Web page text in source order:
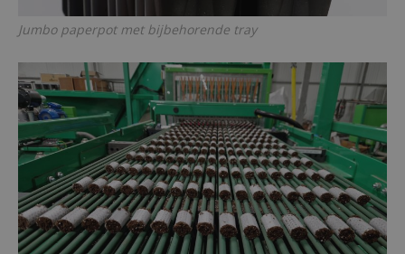
Jumbo paperpot met bijbehorende tray